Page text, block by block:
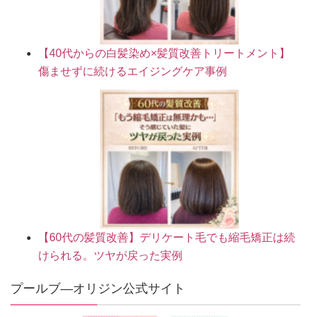
【40代からの白髪染め×髪質改善トリートメント】
傷ませずに続けるエイジングケア事例
【60代の髪質改善】デリケート毛でも縮毛矯正は続
けられる。ツヤが戻った実例
プールブ―オリジン公式サイト